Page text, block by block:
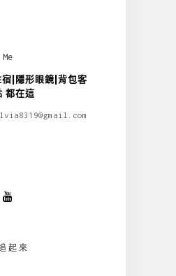
|隱形眼鏡|背包客
都在這
起來